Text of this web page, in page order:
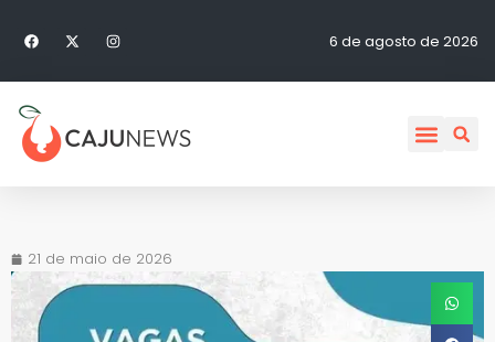
6 de agosto de 2026
21 de maio de 2026